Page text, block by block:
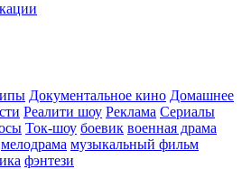
Документальное кино Домашнее
Реалити шоу Реклама Сериалы
Ток-шоу боевик военная драма
мелодрама музыкальный фильм
фэнтези